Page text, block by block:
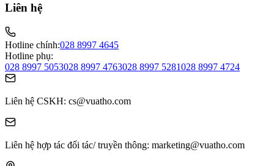
Liên hệ
Hotline chính:028 8997 4645
Hotline phụ:
028 8997 5053028 8997 4763028 8997 5281028 8997 4724
Liên hệ CSKH: cs@vuatho.com
Liên hệ hợp tác đối tác/ truyền thông: marketing@vuatho.com